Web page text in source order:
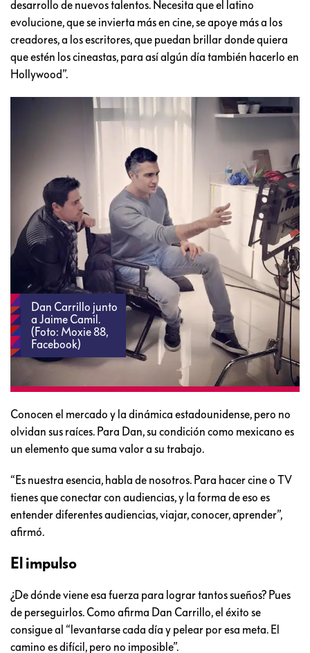
desarrollo de nuevos talentos. Necesita que el latino
evolucione, que se invierta más en cine, se apoye más a los
creadores, a los escritores, que puedan brillar donde quiera
que estén los cineastas, para así algún día también hacerlo en
Hollywood”.
Dan Carrillo junto
a Jaime Camil.
(Foto: Moxie 88,
Facebook)
Conocen el mercado y la dinámica estadounidense, pero no
olvidan sus raíces. Para Dan, su condición como mexicano es
un elemento que suma valor a su trabajo.
“Es nuestra esencia, habla de nosotros. Para hacer cine o TV
tienes que conectar con audiencias, y la forma de eso es
entender diferentes audiencias, viajar, conocer, aprender”,
afirmó.
El impulso
¿De dónde viene esa fuerza para lograr tantos sueños? Pues
de perseguirlos. Como afirma Dan Carrillo, el éxito se
consigue al “levantarse cada día y pelear por esa meta. El
camino es difícil, pero no imposible”.